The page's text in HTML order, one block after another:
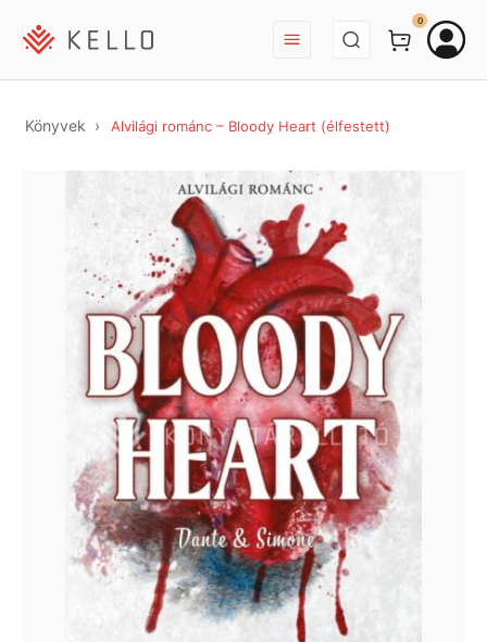
BEJELENTKEZÉS
0
Könyvek Alvilági románc – Bloody Heart (élfestett)